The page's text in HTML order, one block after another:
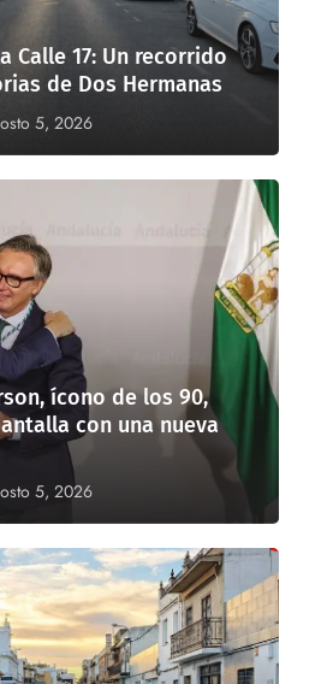
Calle 17: Un recorrido
de Dos Hermanas
5, 2026
ícono de los 90,
con una nueva
5, 2026